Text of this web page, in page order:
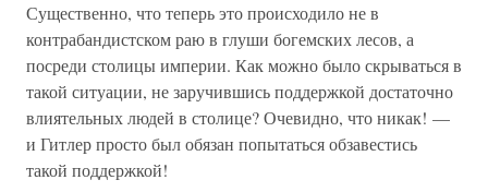
Существенно, что теперь это происходило не в
контрабандистском раю в глуши богемских лесов, а
посреди столицы империи. Как можно было скрываться в
такой ситуации, не заручившись поддержкой достаточно
влиятельных людей в столице? Очевидно, что никак! —
и Гитлер просто был обязан попытаться обзавестись
такой поддержкой!